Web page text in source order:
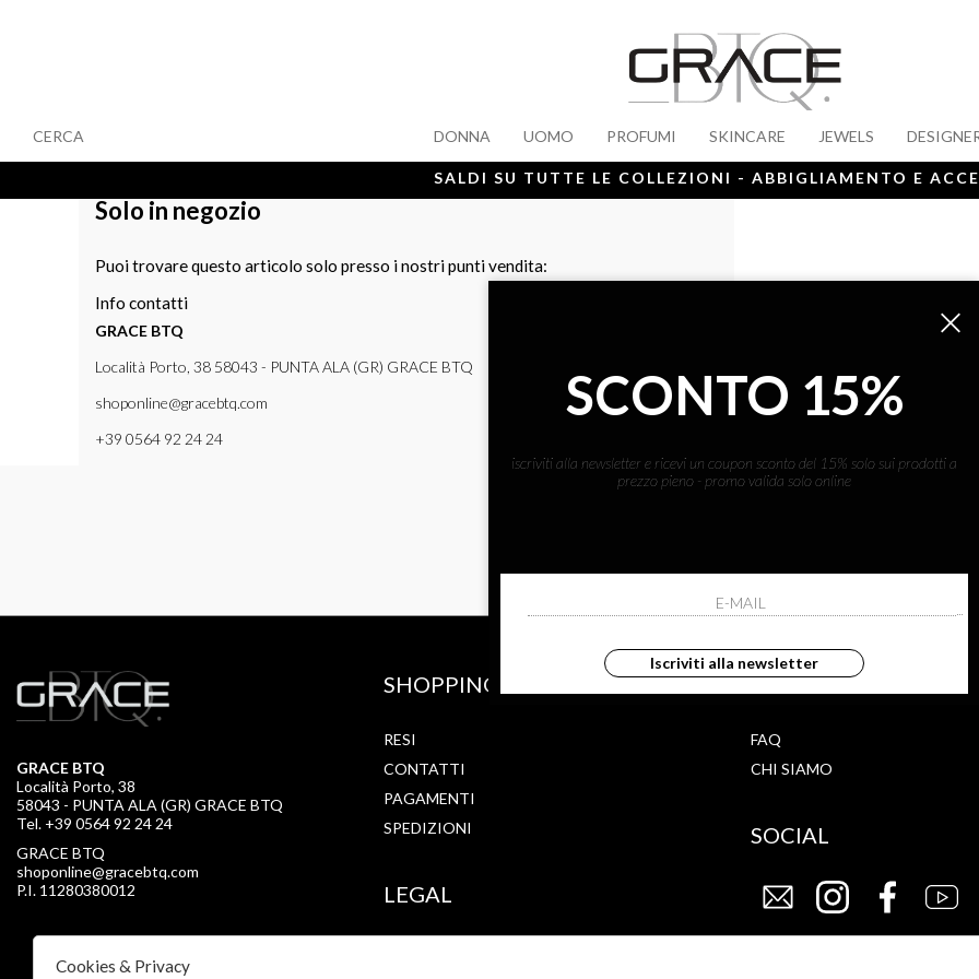
DONNA UOMO PROFUMI SKINCARE JEWELS
CERCA
SALDI SU TUTTE LE COLLEZIONI - ABBIGLIAMENTO E
Solo in negozio
Puoi trovare questo articolo solo presso i nostri punti vendita:
Info contatti
GRACE BTQ
Località Porto, 38 58043 - PUNTA ALA (GR) GRACE BTQ
shoponline@gracebtq.com
+39 0564 92 24 24
ISCRIVITI ALLA
ho letto ed accettato le condizioni sulla
GRACE BTQ
Località Porto, 38
58043 - PUNTA ALA (GR) GRACE BTQ
Tel. +39 0564 92 24 24
GRACE BTQ
shoponline@gracebtq.com
P.I. 11280380012
SHOPPING
RESI
CONTATTI
PAGAMENTI
SPEDIZIONI
LEGAL
STORE
FAQ
CHI SIAMO
SOCIAL
SCONTO 15%
iscriviti alla newsletter e ricevi un coupon sconto del 15% solo sui prodotti a
prezzo pieno - promo valida solo online
Iscriviti alla newsletter
Cookies & Privacy